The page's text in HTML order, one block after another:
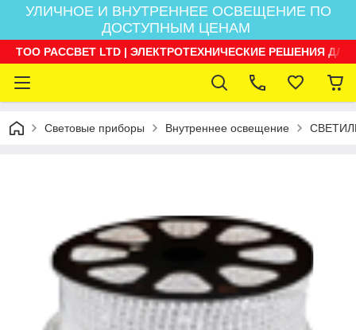
УЛИЧНОЕ И ВНУТРЕННЕЕ ОСВЕЩЕНИЕ ПО
ДОСТУПНЫМ ЦЕНАМ
ТОО РАССВЕТ LTD | ЭЛЕКТРОТЕХНИЧЕСКИЕ РЕШЕНИЯ
Световые приборы Внутреннее освещение